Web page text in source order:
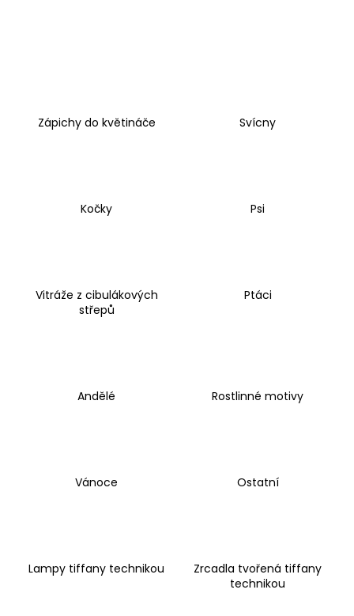
Zápichy do květináče Svícny
Kočky Psi
Vitráže z cibulákových
střepů
Ptáci
Andělé Rostlinné motivy
Vánoce Ostatní
Lampy tiffany technikou
Zrcadla tvořená tiffany
technikou